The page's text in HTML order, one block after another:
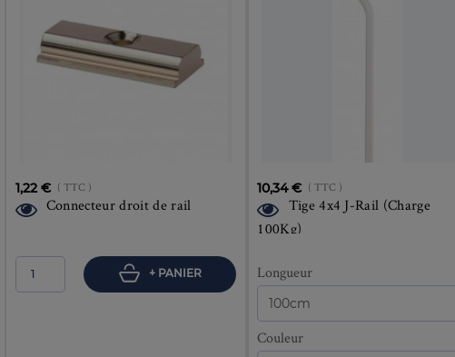
1,22 € ( TTC )
Connecteur droit de rail
+ PANIER
10,34 € ( TTC )
Tige 4x4 J-Rail (Charge
100Kg)
Longueur
Couleur